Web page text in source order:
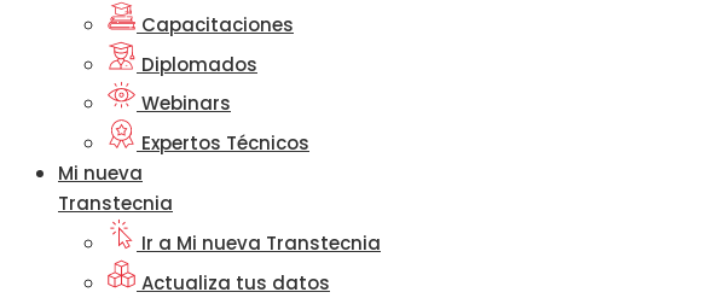
Capacitaciones
Diplomados
Webinars
Expertos Técnicos
Mi nueva
Transtecnia
Ir a Mi nueva Transtecnia
Actualiza tus datos